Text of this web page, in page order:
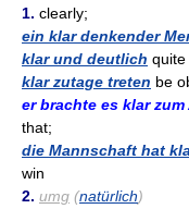
1. clearly;
ein klar denkender
klar und deutlich quite
klar zutage treten be
er brachte es klar
that;
die Mannschaft hat
win
2. umg (natürlich)